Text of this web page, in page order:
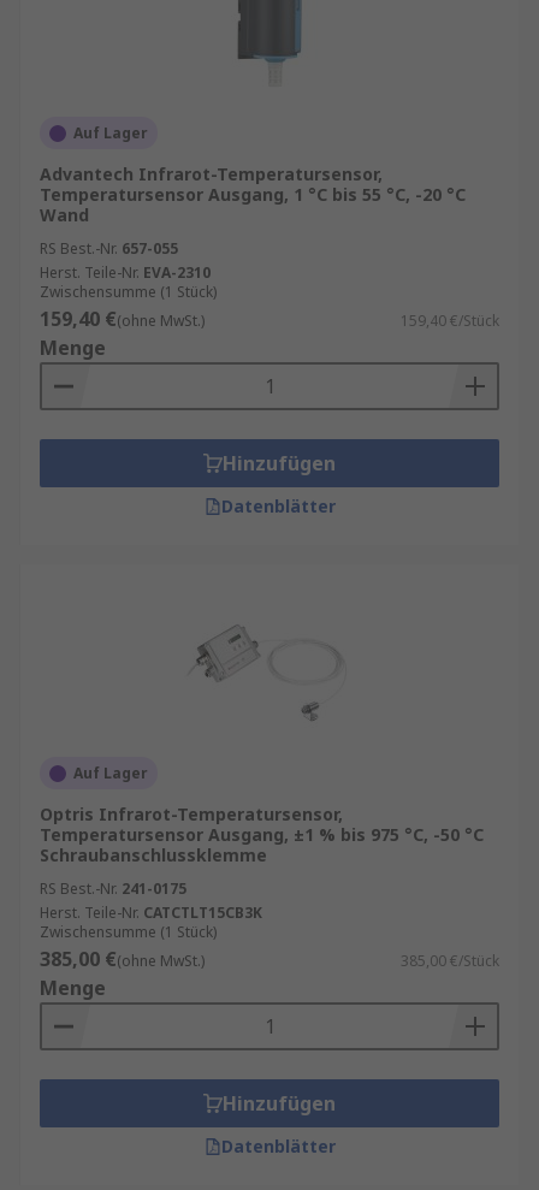
Auf Lager
Advantech Infrarot-Temperatursensor,
Temperatursensor Ausgang, 1 °C bis 55 °C, -20 °C
Wand
RS Best.-Nr. 657-055
Herst. Teile-Nr. EVA-2310
Zwischensumme (1 Stück)
159,40 €(ohne MwSt.) 159,40 €/Stück
Menge
Hinzufügen
Datenblätter
Auf Lager
Optris Infrarot-Temperatursensor,
Temperatursensor Ausgang, ±1 % bis 975 °C, -50 °C
Schraubanschlussklemme
RS Best.-Nr. 241-0175
Herst. Teile-Nr. CATCTLT15CB3K
Zwischensumme (1 Stück)
385,00 €(ohne MwSt.) 385,00 €/Stück
Menge
Hinzufügen
Datenblätter